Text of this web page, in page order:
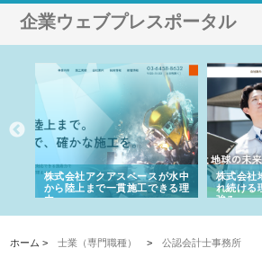
企業ウェブプレスポータル
株式会社アクアスペースが水中
から陸上まで一貫施工できる理
由
株式会社
れ続ける
強み
ホーム >士業（専門職種） >公認会計士事務所